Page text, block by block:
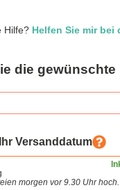
Hilfe? Helfen Sie mir bei
die gewünschte
Versanddatum
morgen vor 9.30 Uhr hoch.